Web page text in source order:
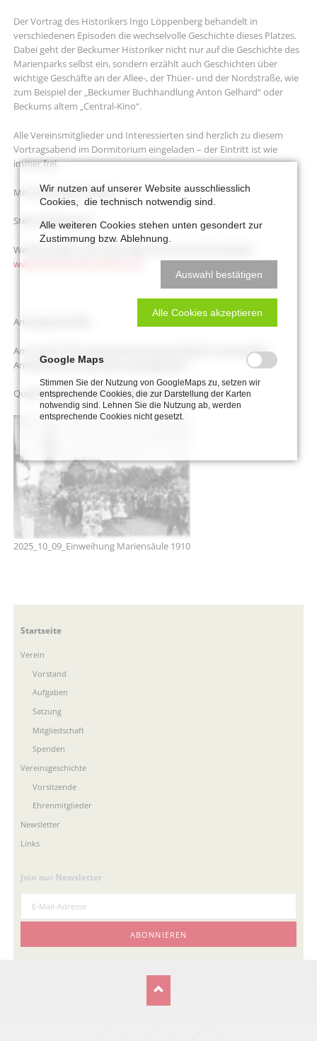
Der Vortrag des Historikers Ingo Löppenberg behandelt in
verschiedenen Episoden die wechselvolle Geschichte dieses Platzes.
Dabei geht der Beckumer Historiker nicht nur auf die Geschichte des
Marienparks selbst ein, sondern erzählt auch Geschichten über
wichtige Geschäfte an der Allee-, der Thüer- und der Nordstraße, wie
zum Beispiel der „Beckumer Buchhandlung Anton Gelhard“ oder
Beckums altem „Central-Kino“.
Alle Vereinsmitglieder und Interessierten sind herzlich zu diesem
Vortragsabend im Dormitorium eingeladen – der Eintritt ist wie
immer frei.
Mit freundlichen Grüßen,
Stefan Wittenbrink
Werfen Sie gern auch einen Blick auf unsere Internetseite:
www.heimatverein-beckum.de
Anhängendes Bild:
Am 4. April 1910 wurde die Mariensäule feierlich unter großer
Anteilnahme der Bevölkerung eingeweiht.
Quelle: Heimat- und Geschichtsverein Beckum e.V.
2025_10_09_Einweihung Mariensäule 1910
Navigation
Startseite
Verein
Vorstand
Aufgaben
Satzung
Mitgliedschaft
Spenden
Vereinsgeschichte
Vorsitzende
Ehrenmitglieder
Newsletter
Links
Join our Newsletter
Mail-
ABONNIEREN
Wir nutzen auf unserer Website ausschliesslich
Cookies, die technisch notwendig sind.
Alle weiteren Cookies stehen unten gesondert zur
Zustimmung bzw. Ablehnung.
Auswahl bestätigen
Alle Cookies akzeptieren
Google Maps
Stimmen Sie der Nutzung von GoogleMaps zu, setzen wir
entsprechende Cookies, die zur Darstellung der Karten
notwendig sind. Lehnen Sie die Nutzung ab, werden
entsprechende Cookies nicht gesetzt.